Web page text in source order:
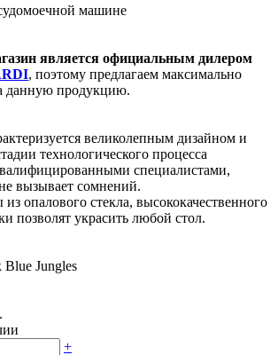
машине
является официальным дилером
, поэтому предлагаем максимально
данную продукцию.
великолепным дизайном и
технологического процесса
специалистами,
вызывает сомнений.
опалового стекла, высококачественного
позволят украсить любой стол.
Jungles
+